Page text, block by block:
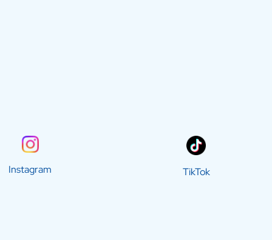
Instagram TikTok